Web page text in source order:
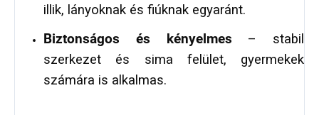
illik, lányoknak és fiúknak egyaránt.
Biztonságos és kényelmes – stabil
szerkezet és sima felület, gyermekek
számára is alkalmas.